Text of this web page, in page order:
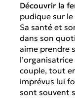
Découvrir la
pudique sur
Sa santé et
dans son
aime prendre
couple, tout
imprévus lui
sont souvent